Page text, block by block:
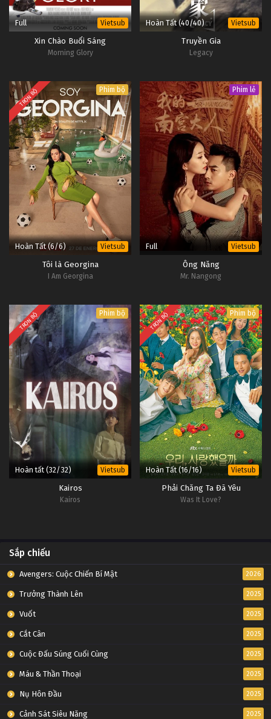
Full Vietsub
Xin Chào Buổi Sáng
Morning Glory
Hoàn Tất (40/40) Vietsub
Truyền Gia
Legacy
TRỌN BỘ Phim bộ
Hoàn Tất (6/6) Vietsub
Tôi là Georgina
I Am Georgina
Phim lẻ
Full Vietsub
Ông Năng
Mr. Nangong
TRỌN BỘ Phim bộ
Hoàn tất (32/32) Vietsub
Kairos
Kairos
TRỌN BỘ Phim bộ
Hoàn Tất (16/16) Vietsub
Phải Chăng Ta Đã Yêu
Was It Love?
Sắp chiếu
Avengers: Cuộc Chiến Bí Mật 2026
Trưởng Thành Lên 2025
Vuốt 2025
Cắt Cân 2025
Cuộc Đấu Súng Cuối Cùng 2025
Máu & Thần Thoại 2025
Nụ Hôn Đầu 2025
Cảnh Sát Siêu Năng 2025